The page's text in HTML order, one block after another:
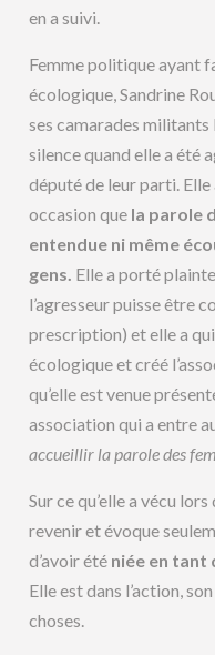
en a suivi.
Femme politique ayant
écologique, Sandrine
ses camarades
silence quand elle a été
député de leur parti.
occasion que la parole
entendue ni même
gens. Elle a porté
l’agresseur puisse être
prescription) et elle a
écologique et créé
qu’elle est venue
association qui a entre
accueillir la parole des
Sur ce qu’elle a vécu
revenir et évoque
d’avoir été niée en tant
Elle est dans l’action,
choses.